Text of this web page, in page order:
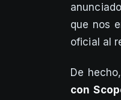
que nos
oficial al
De
con